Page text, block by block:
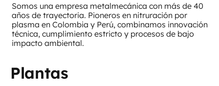
Somos una empresa metalmecánica con más de 40
años de trayectoria. Pioneros en nitruración por
plasma en Colombia y Perú, combinamos innovación
técnica, cumplimiento estricto y procesos de bajo
impacto ambiental.
Plantas